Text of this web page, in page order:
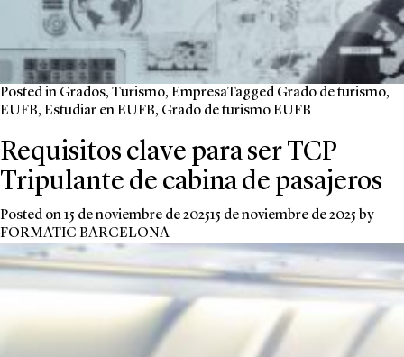
Posted in Grados, Turismo, EmpresaTagged Grado de turismo,
EUFB, Estudiar en EUFB, Grado de turismo EUFB
Requisitos clave para ser TCP
Tripulante de cabina de pasajeros
Posted on15 de noviembre de 202515 de noviembre de 2025 by
FORMATIC BARCELONA